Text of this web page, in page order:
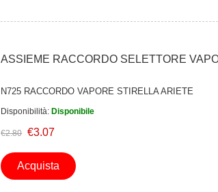
ASSIEME RACCORDO SELETTORE
N725 RACCORDO VAPORE STIRELLA ARIETE
Disponibilità: Disponibile
€2.80 €3.07
Acquista